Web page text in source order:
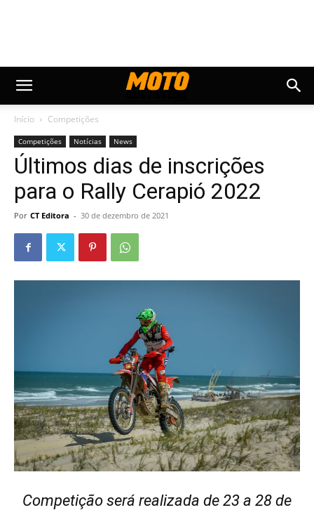
Início Competições
Competições Notícias News
Últimos dias de inscrições
para o Rally Cerapió 2022
Por CT Editora - 30 de dezembro de 2021
Competição será realizada de 23 a 28 de